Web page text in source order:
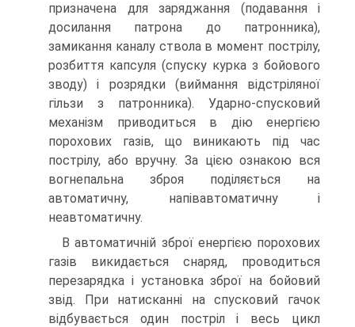
призначена для заряджання (подавання і
досилання патрона до патронника),
замикання каналу ствола в момент пострілу,
розбиття капсуля (спуску курка з бойового
зводу) і розрядки (виймання відстріляної
гільзи з патронника). Ударно-спусковий
механізм приводиться в дію енергією
порохових газів, що виникають під час
пострілу, або вручну. За цією ознакою вся
вогнепальна зброя поділяється на
автоматичну, напівавтоматичну і
неавтоматичну.
В автоматичній зброї енергією порохових
газів викидається снаряд, проводиться
перезарядка і установка зброї на бойовий
звід. При натисканні на спусковий гачок
відбувається один постріл і весь цикл